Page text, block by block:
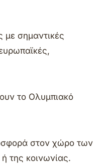
με σημαντικές
το Ολυμπιακό
στον χώρο των
της κοινωνίας.